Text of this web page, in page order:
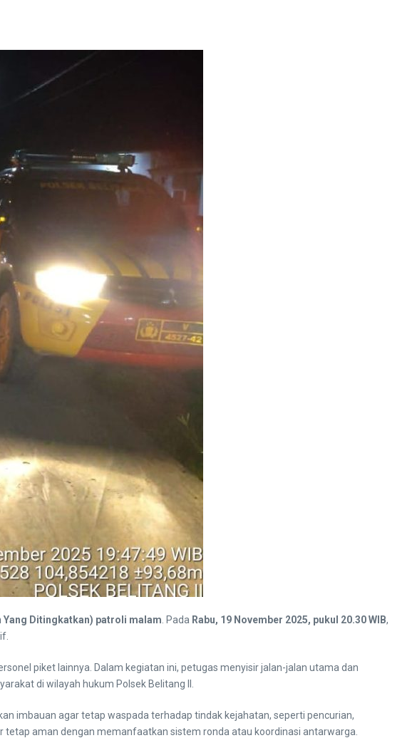
Yang Ditingkatkan) patroli malam . Pada Rabu, 19 November 2025, pukul 20.30 WIB,
piket lainnya. Dalam kegiatan ini, petugas menyisir jalan-jalan utama dan
di wilayah hukum Polsek Belitang II.
imbauan agar tetap waspada terhadap tindak kejahatan, seperti pencurian,
aman dengan memanfaatkan sistem ronda atau koordinasi antarwarga.